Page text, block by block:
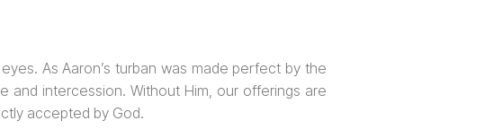
As Aaron’s turban was made perfect by the
intercession. Without Him, our offerings are
accepted by God.